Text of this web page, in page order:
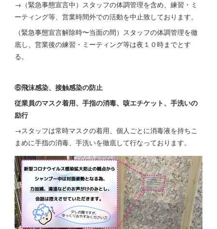
→（緊急事態宣言中）スタッフの体調管理を含め、練習・ミ
ーティング等、営業時間外での活動を中止致しております。
（緊急事態宣言解除時〜当面の間）スタッフの体調管理を徹
底し、営業後の練習・ミーティング等は夜１０時までとす
る。
⑥飛沫感染、接触感染の防止
従業員のマスク着用、手指の消毒、咳エチケット、手洗いの
励行
→スタッフは常時マスクの着用、個人ごとに消毒液を持ちこ
まめに手指の消毒、手洗いを徹底して行なっております。